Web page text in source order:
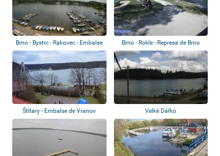
Brno - Bystrc - Rakovec - Embalse Brno - Rokle - Represa de Brno
Štítary - Embalse de Vranov Velké Dářko